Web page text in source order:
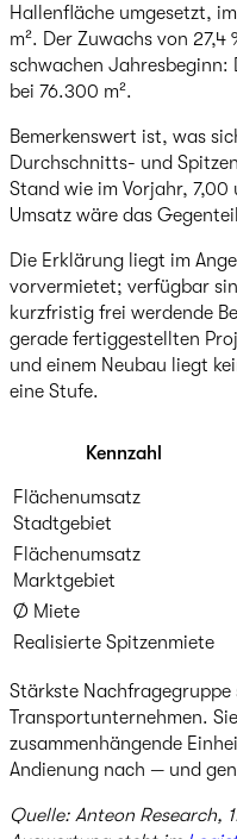
Hallenfläche umgesetzt,
m². Der Zuwachs von
schwachen
bei 76.300 m².
Bemerkenswert ist, was
Durchschnitts- und
Stand wie im Vorjahr, 7,00
Umsatz wäre das
Die Erklärung liegt im
vorvermietet; verfügbar
kurzfristig frei werdende
gerade fertiggestellten
und einem Neubau liegt
eine Stufe.
Kennzahl
Flächenumsatz
Stadtgebiet
Flächenumsatz
Marktgebiet
Ø Miete
Realisierte Spitzenmiete
Stärkste
Transportunternehmen.
zusammenhängende
Andienung nach — und
Quelle: Anteon Research,